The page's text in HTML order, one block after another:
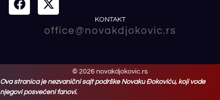
KONTAKT
office@novakdjokovic.rs
© 2026 novakdjokovic.rs
Ova stranica je nezvanični sajt podrške Novaku Đokoviću, koji vode
njegovi posvećeni fanovi.